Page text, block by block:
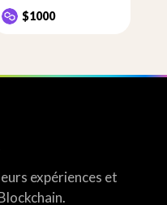
$1000
expériences et